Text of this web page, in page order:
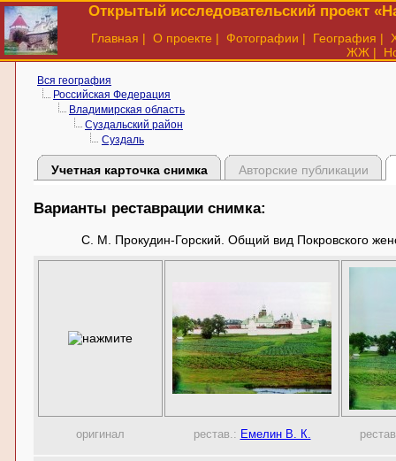
Открытый исследовательский проект
Главная | О проекте | Фотографии | География |
ЖЖ |
Вся география
Российская Федерация
Владимирская область
Суздальский район
Суздаль
Учетная карточка снимка Авторские публикации
Варианты реставрации снимка:
С. М. Прокудин-Горский. Общий вид Покровского
оригинал рестав.: Емелин В. К.